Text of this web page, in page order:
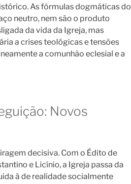
As fórmulas dogmáticas do
neutro, nem são o produto
da vida da Igreja, mas
a crises teológicas e tensões
a comunhão eclesial e a
Novos
decisiva. Com o Édito de
e Licínio, a Igreja passa da
à de realidade socialmente